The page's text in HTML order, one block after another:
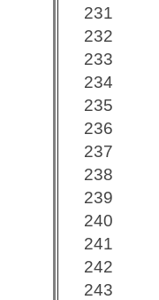
231
232
233
234
235
236
237
238
239
240
241
242
243